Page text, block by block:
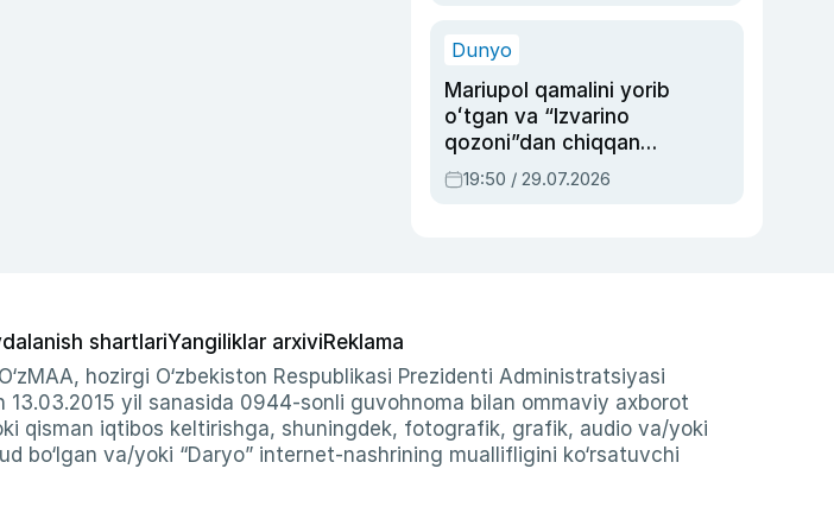
Dunyo
Mariupol qamalini yorib
oʻtgan va “Izvarino
qozoni”dan chiqqan
qahramon — Ukraina
armiyasi bosh
19:50 / 29.07.2026
shartlariYangiliklar arxiviReklama
hozirgi O‘zbekiston Respublikasi Prezidenti Administratsiyasi
yil sanasida 0944-sonli guvohnoma bilan ommaviy axborot
qisman iqtibos keltirishga, shuningdek, fotografik, grafik, audio va/yoki
bo‘lgan va/yoki “Daryo” internet-nashrining muallifligini ko‘rsatuvchi